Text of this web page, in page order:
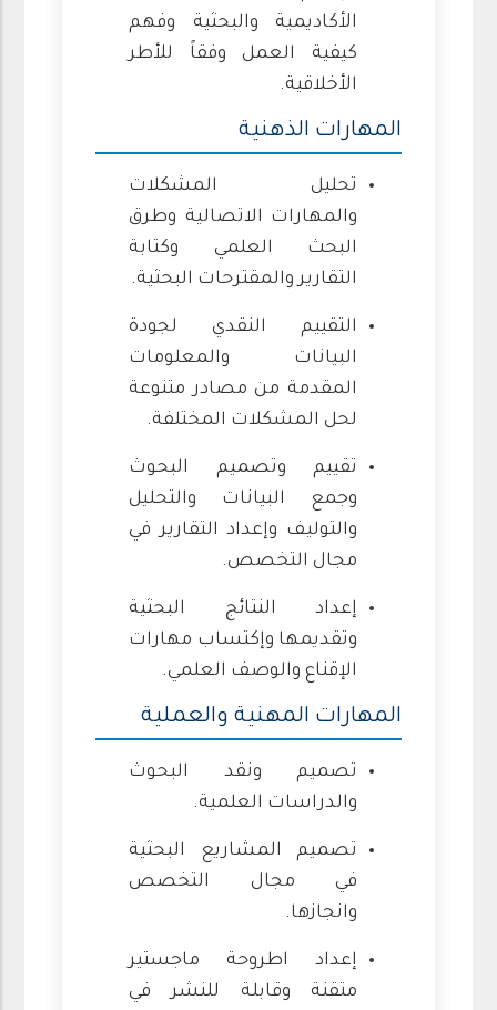
الأكاديمية والبحثية وفهم
كيفية العمل وفقاً للأطر
الأخلاقية.
المهارات الذهنية
تحليل المشكلات
والمهارات الاتصالية وطرق
البحث العلمي وكتابة
التقارير والمقترحات البحثية.
التقييم النقدي لجودة
البيانات والمعلومات
المقدمة من مصادر متنوعة
لحل المشكلات المختلفة.
تقييم وتصميم البحوث
وجمع البيانات والتحليل
والتوليف وإعداد التقارير في
مجال التخصص.
إعداد النتائج البحثية
وتقديمها وإكتساب مهارات
الإقناع والوصف العلمي.
المهارات المهنية والعملية
تصميم ونقد البحوث
والدراسات العلمية.
تصميم المشاريع البحثية
في مجال التخصص
وانجازها.
إعداد اطروحة ماجستير
متقنة وقابلة للنشر في